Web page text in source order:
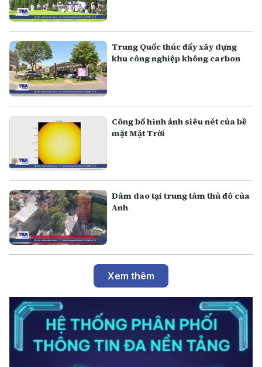
Trung Quốc thúc đẩy xây dựng
khu công nghiệp không carbon
Công bố hình ảnh siêu nét của bề
mặt Mặt Trời
Đâm dao tại trung tâm thủ đô của
Anh
Xem thêm